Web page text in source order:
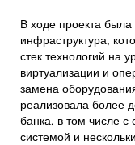
В ходе проекта была
инфраструктура,
стек технологий на
виртуализации и
замена
реализовала более
банка, в том числе с
системой и